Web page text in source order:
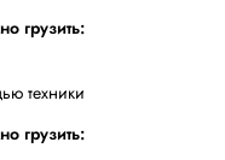
грузить:
техники
грузить: